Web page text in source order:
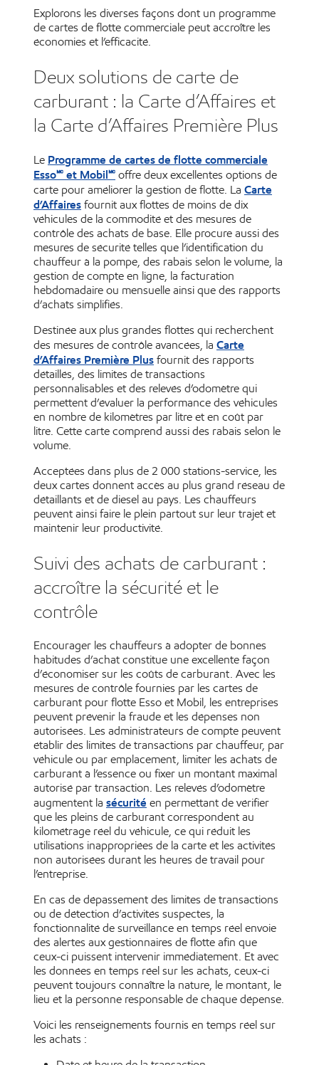
Explorons les diverses façons dont un programme
de cartes de flotte commerciale peut accroître les
économies et l’efficacité.
Deux solutions de carte de
carburant : la Carte d’Affaires et
la Carte d’Affaires Première Plus
Le Programme de cartes de flotte commerciale
Esso🅪 et Mobil🅪 offre deux excellentes options de
carte pour améliorer la gestion de flotte. La Carte
d’Affaires fournit aux flottes de moins de dix
véhicules de la commodité et des mesures de
contrôle des achats de base. Elle procure aussi des
mesures de sécurité telles que l’identification du
chauffeur à la pompe, des rabais selon le volume, la
gestion de compte en ligne, la facturation
hebdomadaire ou mensuelle ainsi que des rapports
d’achats simplifiés.
Destinée aux plus grandes flottes qui recherchent
des mesures de contrôle avancées, la Carte
d’Affaires Première Plus fournit des rapports
détaillés, des limites de transactions
personnalisables et des relevés d’odomètre qui
permettent d’évaluer la performance des véhicules
en nombre de kilomètres par litre et en coût par
litre. Cette carte comprend aussi des rabais selon le
volume.
Acceptées dans plus de 2 000 stations-service, les
deux cartes donnent accès au plus grand réseau de
détaillants et de diesel au pays. Les chauffeurs
peuvent ainsi faire le plein partout sur leur trajet et
maintenir leur productivité.
Suivi des achats de carburant :
accroître la sécurité et le
contrôle
Encourager les chauffeurs à adopter de bonnes
habitudes d’achat constitue une excellente façon
d’économiser sur les coûts de carburant. Avec les
mesures de contrôle fournies par les cartes de
carburant pour flotte Esso et Mobil, les entreprises
peuvent prévenir la fraude et les dépenses non
autorisées. Les administrateurs de compte peuvent
établir des limites de transactions par chauffeur, par
véhicule ou par emplacement, limiter les achats de
carburant à l’essence ou fixer un montant maximal
autorisé par transaction. Les relevés d’odomètre
augmentent la sécurité en permettant de vérifier
que les pleins de carburant correspondent au
kilométrage réel du véhicule, ce qui réduit les
utilisations inappropriées de la carte et les activités
non autorisées durant les heures de travail pour
l’entreprise.
En cas de dépassement des limites de transactions
ou de détection d’activités suspectes, la
fonctionnalité de surveillance en temps réel envoie
des alertes aux gestionnaires de flotte afin que
ceux-ci puissent intervenir immédiatement. Et avec
les données en temps réel sur les achats, ceux-ci
peuvent toujours connaître la nature, le montant, le
lieu et la personne responsable de chaque dépense.
Voici les renseignements fournis en temps réel sur
les achats :